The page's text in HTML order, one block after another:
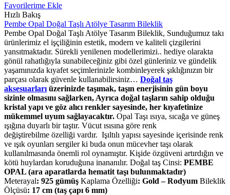
Favorilerime Ekle
Hızlı Bakış
Pembe Opal Doğal Taşlı Atölye Tasarım Bileklik
Pembe Opal Doğal Taşlı Atölye Tasarım Bileklik, Sunduğumuz takı
ürünlerimiz el işçiliğinin estetik, modern ve kaliteli çizgilerini
yansıtmaktadır. Sürekli yenilenen modellerimizi.. hediye olarakta
gönül rahatlığıyla sunabileceğiniz gibi özel günleriniz ve gündelik
yaşamınızda kıyafet seçimlerinizle kombinleyerek şıklığınızın bir
parçası olarak güvenle kullanabilirsiniz… Doğal taş
aksesuarları üzerinizde taşımak, taşın enerjisinin gün boyu
sizinle olmasını sağlarken, Ayrıca doğal taşların sahip olduğu
kristal yapı ve göz alıcı renkler sayesinde, her kıyafetinize
mükemmel uyum sağlayacaktır. Opal Taşı ısıya, sıcağa ve güneş
ışığına duyarlı bir taştır. Vücut ısısına göre renk
değiştirebilme özelliği vardır. Işıltılı yapısı sayesinde içerisinde renk
ve ışık oyunları sergiler ki buda onun mücevher taşı olarak
kullanılmasında önemli rol oynamıştır. Kişide özgüveni artırdığın ve
kötü huylardan koruduğuna inananılır. Doğal taş Cinsi: PEMBE
OPAL (ara aparatlarda hematit taşı bulunmaktadır)
Meterayal: 925 gümüş Kaplama Özelliği: Gold – Rodyum Bileklik
Ölçüsü: 17 cm (taş çapı 6 mm)